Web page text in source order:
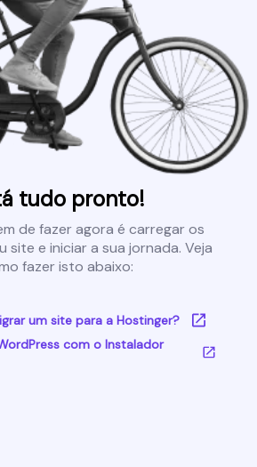
tudo pronto!
de fazer agora é carregar os
site e iniciar a sua jornada. Veja
fazer isto abaixo:
um site para a Hostinger?
com o Instalador